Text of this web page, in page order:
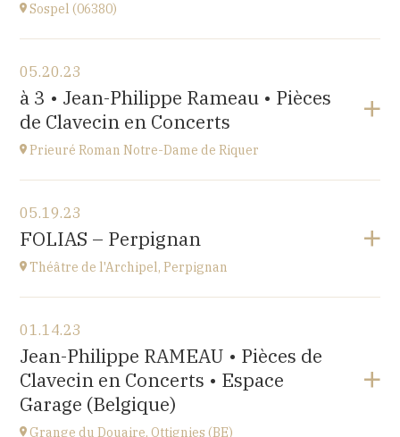
Go to site
Sospel (06380)
Sospel (06380)
at20H30
Go to site
05.20.23
à 3 • Jean-Philippe Rameau • Pièces
de Clavecin en Concerts
Prieuré Roman Notre-Dame de Riquer
Mas Riquer, Catllar (66500)
at18H00
05.19.23
FOLIAS – Perpignan
Théâtre de l'Archipel, Perpignan
Théâtre de l'Archipel, Perpignan
Le Carré, avenue du Maréchal Leclerc, 66000
Perpignan
at
01.14.23
Jean-Philippe RAMEAU • Pièces de
Clavecin en Concerts • Espace
Garage (Belgique)
Grange du Douaire, Ottignies (BE)